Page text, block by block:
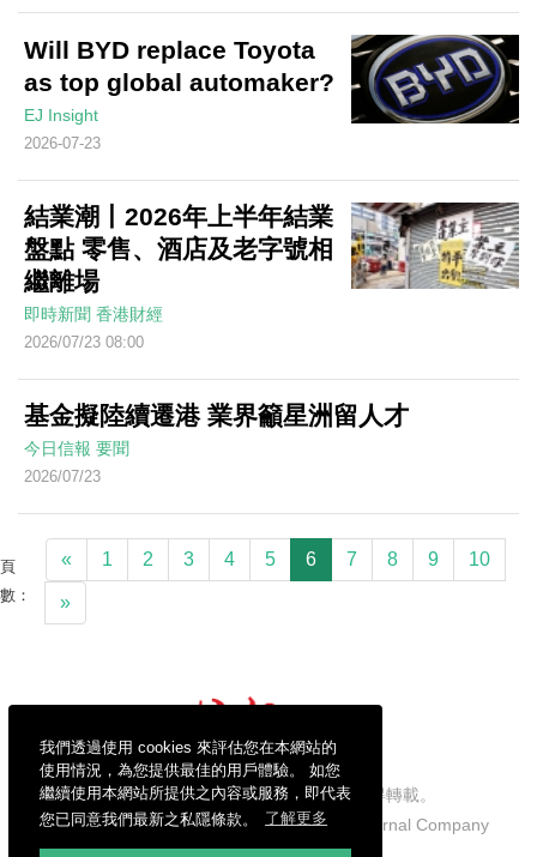
我們透過使用 cookies 來評估您在本網站的
使用情況，為您提供最佳的用戶體驗。 如您
繼續使用本網站所提供之內容或服務，即代表
您已同意我們最新之私隱條款。
了解更多
Will BYD replace Toyota
as top global automaker?
EJ Insight
2026-07-23
結業潮丨2026年上半年結業
盤點 零售、酒店及老字號相
繼離場
即時新聞 香港財經
2026/07/23 08:00
基金擬陸續遷港 業界籲星洲留人才
今日信報 要聞
2026/07/23
頁
數：
« 1 2 3 4 5 6 7 8 9 10
»
信報財經新聞有限公司版權所有，不得轉載。
Copyright © 2026 Hong Kong Economic Journal Company